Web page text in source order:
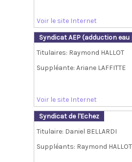
Voir le site Internet
Syndicat AEP (adduction
Titulaires: Raymond HALLOT
Suppléante: Ariane LAFFITTE
Voir le site Internet
Syndicat de l'Echez
Titulaire: Daniel BELLARDI
Suppléants: Raymond HALLOT